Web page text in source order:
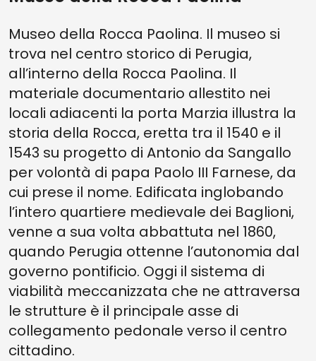
Museo della Rocca Paolina. Il museo si
trova nel centro storico di Perugia,
all’interno della Rocca Paolina. Il
materiale documentario allestito nei
locali adiacenti la porta Marzia illustra la
storia della Rocca, eretta tra il 1540 e il
1543 su progetto di Antonio da Sangallo
per volontà di papa Paolo III Farnese, da
cui prese il nome. Edificata inglobando
l’intero quartiere medievale dei Baglioni,
venne a sua volta abbattuta nel 1860,
quando Perugia ottenne l’autonomia dal
governo pontificio. Oggi il sistema di
viabilità meccanizzata che ne attraversa
le strutture è il principale asse di
collegamento pedonale verso il centro
cittadino.